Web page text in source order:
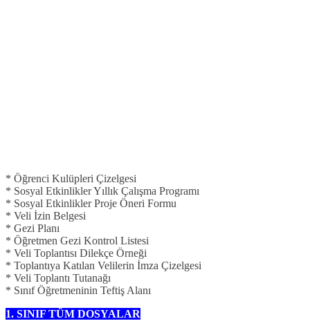
* Öğrenci Kulüpleri Çizelgesi
* Sosyal Etkinlikler Yıllık Çalışma Programı
* Sosyal Etkinlikler Proje Öneri Formu
* Veli İzin Belgesi
* Gezi Planı
* Öğretmen Gezi Kontrol Listesi
* Veli Toplantısı Dilekçe Örneği
* Toplantıya Katılan Velilerin İmza Çizelgesi
* Veli Toplantı Tutanağı
* Sınıf Öğretmeninin Teftiş Alanı
1. SINIF TÜM DOSYALAR